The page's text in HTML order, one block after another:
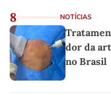
8 NOTÍCIAS
dor da
no Brasil